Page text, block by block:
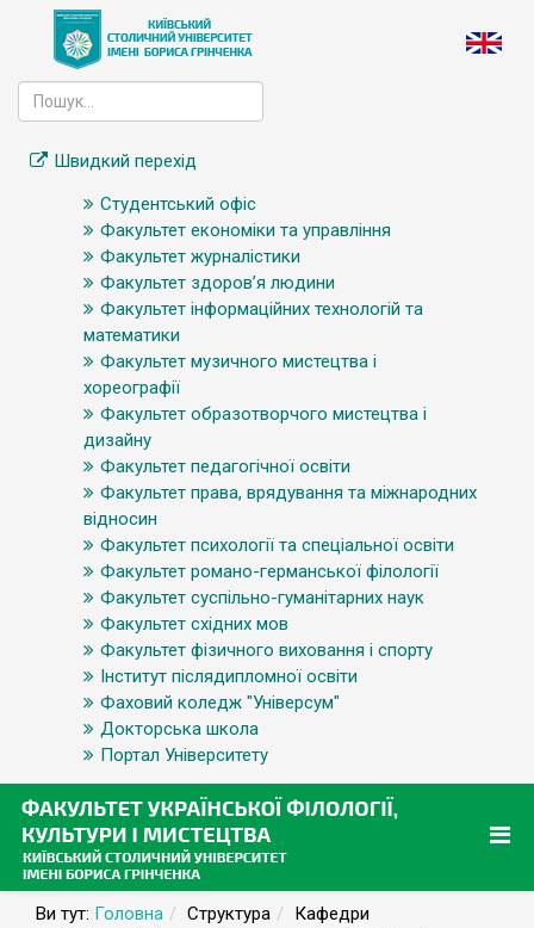
Швидкий перехід
Студентський офіс
Факультет економіки та управління
Факультет журналістики
Факультет здоров’я людини
Факультет інформаційних технологій та
математики
Факультет музичного мистецтва і
хореографії
Факультет образотворчого мистецтва і
дизайну
Факультет педагогічної освіти
Факультет права, врядування та міжнародних
відносин
Факультет психології та спеціальної освіти
Факультет романо-германської філології
Факультет суспільно-гуманітарних наук
Факультет східних мов
Факультет фізичного виховання і спорту
Інститут післядипломної освіти
Фаховий коледж "Універсум"
Докторська школа
Портал Університету
Ви тут: Головна Структура
Кафедри